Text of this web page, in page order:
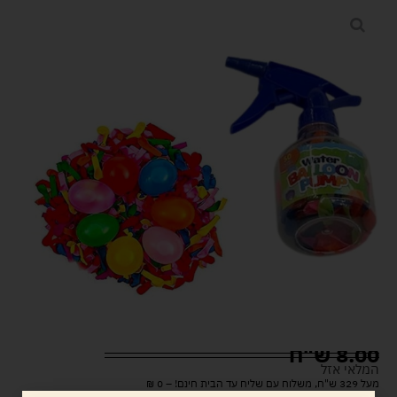
8.00ש"ח
המלאי אזל
מעל 329 ש"ח, משלוח עם שליח עד הבית חינם! – 0 ₪